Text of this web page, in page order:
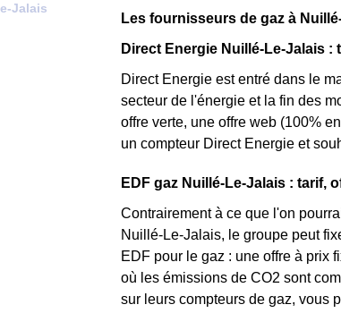
Jalais
Les fournisseurs de gaz à
Direct Energie Nuillé-Le-Jalais
Direct Energie est entré dans le
secteur de l'énergie et la fin des
offre verte, une offre web (100%
un compteur Direct Energie et
EDF gaz Nuillé-Le-Jalais : tarif,
Contrairement à ce que l'on
Nuillé-Le-Jalais, le groupe peut
EDF pour le gaz : une offre à prix
où les émissions de CO2 sont
sur leurs compteurs de gaz, vous